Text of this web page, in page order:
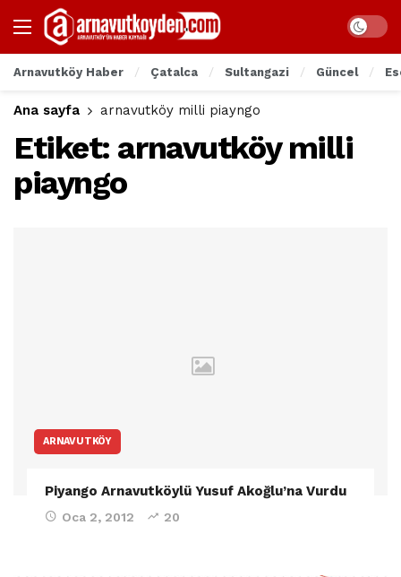
Arnavutköy Haber Çatalca Sultangazi Güncel
Ana sayfa arnavutköy milli piayngo
Etiket: arnavutköy milli
piayngo
ARNAVUTKÖY
Piyango Arnavutköylü Yusuf Akoğlu’na Vurdu
Oca 2, 2012 20